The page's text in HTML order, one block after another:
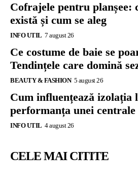
Cofrajele pentru planșee:
există și cum se aleg
INFO UTIL 7 august 26
Ce costume de baie se
Tendințele care domină
BEAUTY & FASHION 5 august 26
Cum influențează izolația
performanța unei centrale
INFO UTIL 4 august 26
CELE MAI CITITE